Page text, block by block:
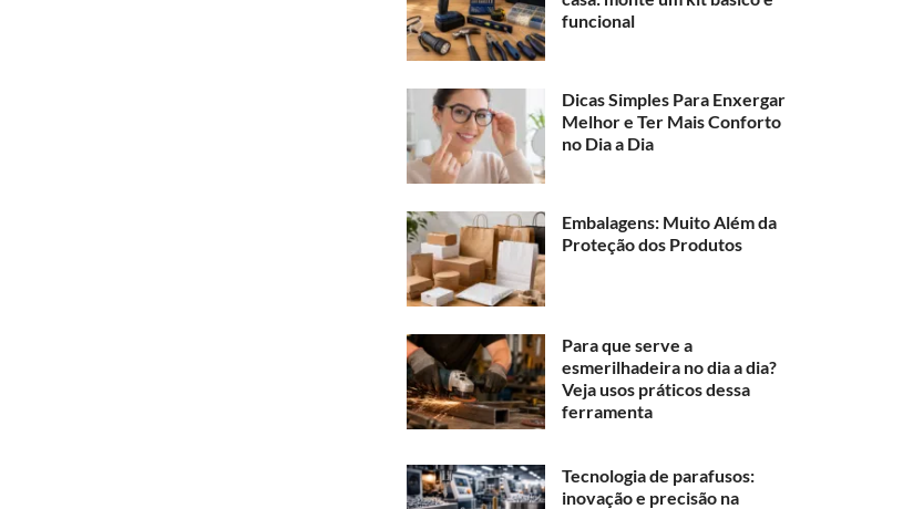
funcional
Dicas Simples Para Enxergar
Melhor e Ter Mais Conforto
no Dia a Dia
Embalagens: Muito Além da
Proteção dos Produtos
Para que serve a
esmerilhadeira no dia a dia?
Veja usos práticos dessa
ferramenta
Tecnologia de parafusos:
inovação e precisão na